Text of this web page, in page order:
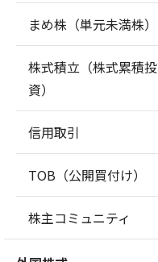
まめ株（単元未満株）
株式積立（株式累積投
資）
信用取引
TOB（公開買付け）
株主コミュニティ